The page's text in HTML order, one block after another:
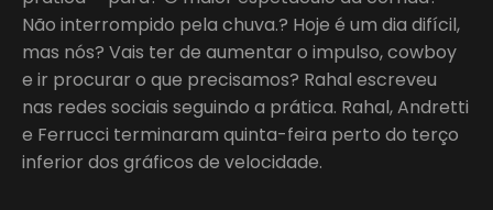
Não interrompido pela chuva.? Hoje é um dia difícil,
mas nós? Vais ter de aumentar o impulso, cowboy
e ir procurar o que precisamos? Rahal escreveu
nas redes sociais seguindo a prática. Rahal, Andretti
e Ferrucci terminaram quinta-feira perto do terço
inferior dos gráficos de velocidade.